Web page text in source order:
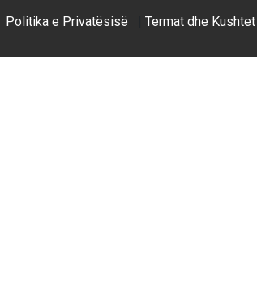
Politika e Privatësisë Termat dhe Kushtet